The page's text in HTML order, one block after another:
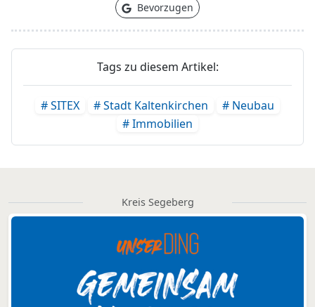
Bevorzugen
Tags zu diesem Artikel:
# SITEX # Stadt Kaltenkirchen
# Neubau
# Immobilien
Kreis Segeberg